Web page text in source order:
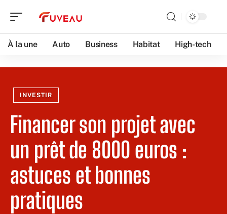
À la une Auto Business Habitat High-tech
INVESTIR
Financer son projet avec
un prêt de 8000 euros :
astuces et bonnes
pratiques